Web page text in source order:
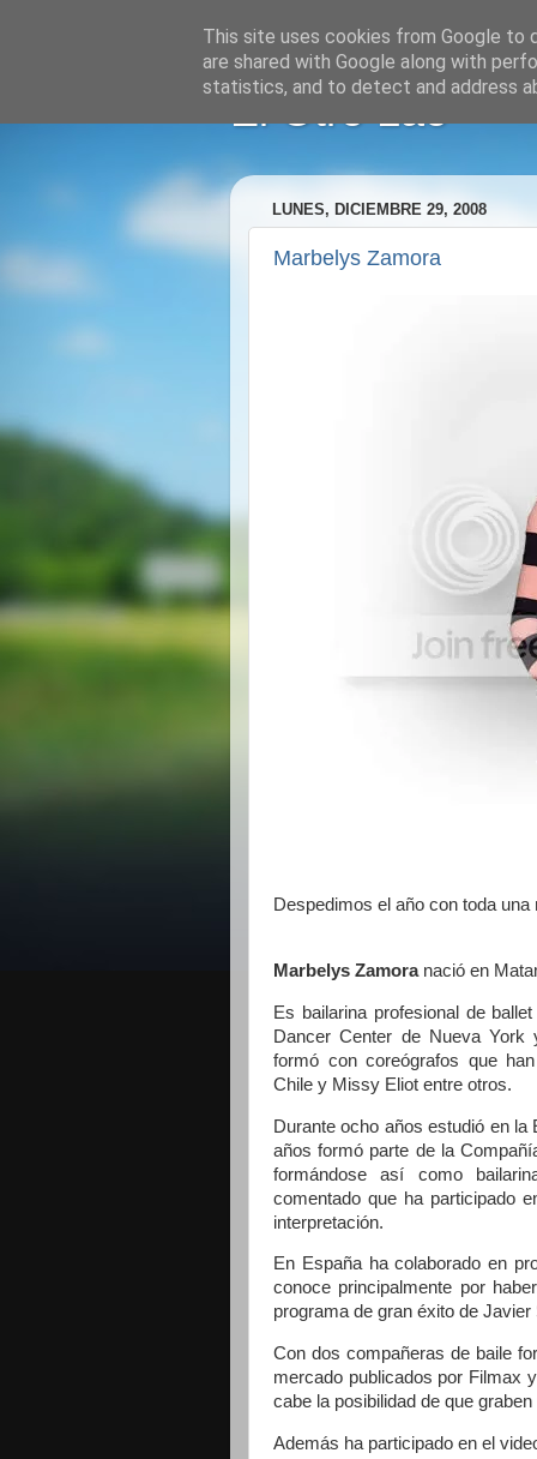
El Otro Lao
LUNES, DICIEMBRE 29, 2008
Marbelys Zamora
Despedimos el año con toda una
Marbelys Zamoranació en
Es bailarina profesional de
Dancer Center de Nueva
formó con coreógrafos que
Chile y Missy Eliot entre otros.
Durante ocho años estudió en
años formó parte de la
formándose así como
comentado que ha participado
interpretación.
En España ha colaborado en
conoce principalmente por
programa de gran éxito de Javier
Con dos compañeras de baile
mercado publicados por Filmax
cabe la posibilidad de que
Además ha participado en el
This site uses cookies from Google to
are shared with Google along with
statistics, and to detect and address